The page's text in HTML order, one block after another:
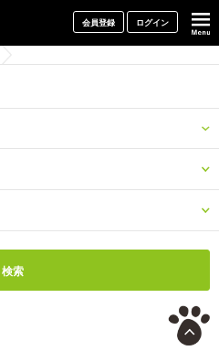
会員登録 ログイン